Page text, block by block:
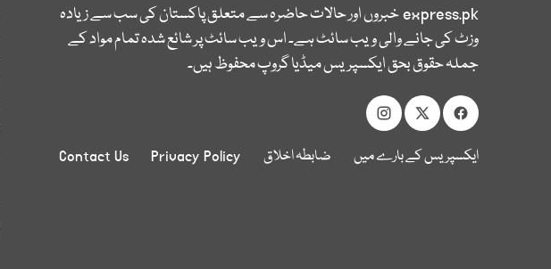
express.pkخبروں اور حالات حاضرہ سے متعلق پاکستان کی سب سے زیادہ
وزٹ کی جانے والی ویب سائٹ ہے۔ اس ویب سائٹ پر شائع شدہ تمام مواد کے
جملہ حقوق بحق ایکسپریس میڈیا گروپ محفوظ ہیں۔
ایکسپریس کے بارے میں ضابطہ اخلاق Privacy Policy
Contact Us